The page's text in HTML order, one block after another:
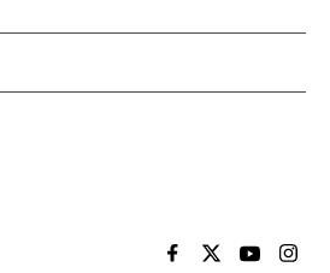
EL PAÍS BRASIL EN
EL PAÍSEL PAÍS
EL